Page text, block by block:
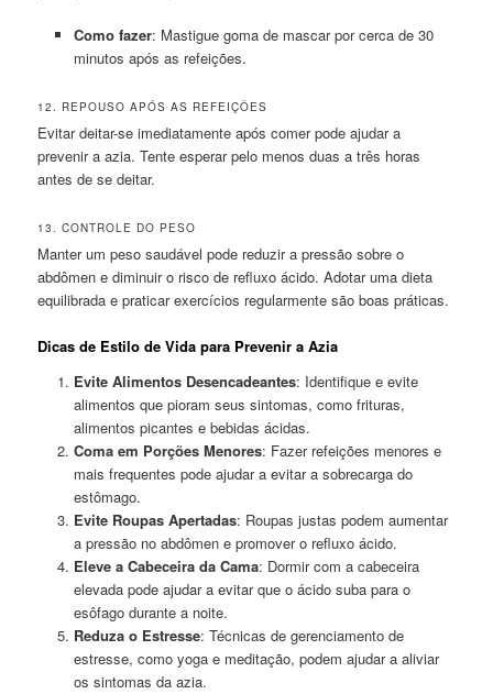
Como fazer: Mastigue goma de mascar por cerca de 30
minutos após as refeições.
12. REPOUSO APÓS AS REFEIÇÕES
Evitar deitar-se imediatamente após comer pode ajudar a
prevenir a azia. Tente esperar pelo menos duas a três horas
antes de se deitar.
13. CONTROLE DO PESO
Manter um peso saudável pode reduzir a pressão sobre o
abdômen e diminuir o risco de refluxo ácido. Adotar uma dieta
equilibrada e praticar exercícios regularmente são boas práticas.
Dicas de Estilo de Vida para Prevenir a Azia
Evite Alimentos Desencadeantes: Identifique e evite
alimentos que pioram seus sintomas, como frituras,
alimentos picantes e bebidas ácidas.
Coma em Porções Menores: Fazer refeições menores e
mais frequentes pode ajudar a evitar a sobrecarga do
estômago.
Evite Roupas Apertadas: Roupas justas podem aumentar
a pressão no abdômen e promover o refluxo ácido.
Eleve a Cabeceira da Cama: Dormir com a cabeceira
elevada pode ajudar a evitar que o ácido suba para o
esôfago durante a noite.
Reduza o Estresse: Técnicas de gerenciamento de
estresse, como yoga e meditação, podem ajudar a aliviar
os sintomas da azia.